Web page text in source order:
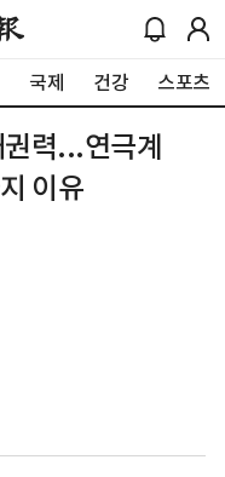
국제 건강 스포츠
력...연극계
이유